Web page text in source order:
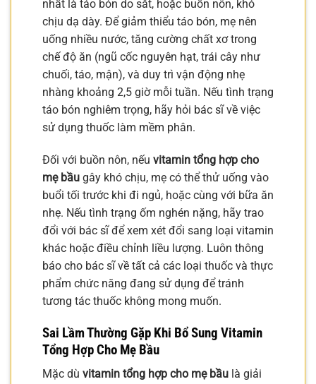
nhất là táo bón do sắt, hoặc buồn nôn, khó
chịu dạ dày. Để giảm thiểu táo bón, mẹ nên
uống nhiều nước, tăng cường chất xơ trong
chế độ ăn (ngũ cốc nguyên hạt, trái cây như
chuối, táo, mận), và duy trì vận động nhẹ
nhàng khoảng 2,5 giờ mỗi tuần. Nếu tình trạng
táo bón nghiêm trọng, hãy hỏi bác sĩ về việc
sử dụng thuốc làm mềm phân.
Đối với buồn nôn, nếu vitamin tổng hợp cho
mẹ bầu gây khó chịu, mẹ có thể thử uống vào
buổi tối trước khi đi ngủ, hoặc cùng với bữa ăn
nhẹ. Nếu tình trạng ốm nghén nặng, hãy trao
đổi với bác sĩ để xem xét đổi sang loại vitamin
khác hoặc điều chỉnh liều lượng. Luôn thông
báo cho bác sĩ về tất cả các loại thuốc và thực
phẩm chức năng đang sử dụng để tránh
tương tác thuốc không mong muốn.
Sai Lầm Thường Gặp Khi Bổ Sung Vitamin
Tổng Hợp Cho Mẹ Bầu
Mặc dù vitamin tổng hợp cho mẹ bầu là giải